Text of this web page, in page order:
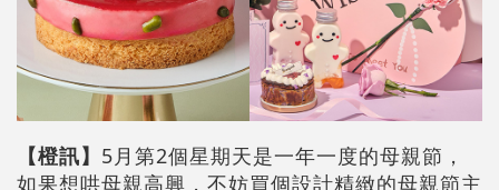
【橙訊】 5月第2個星期天是一年一度的母親節，
如果想哄母親高興，不妨買個設計精緻的母親節主